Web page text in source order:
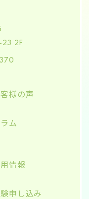
23 2F
様の声
ム
情報
申し込み